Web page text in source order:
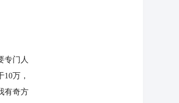
专门人
万，
有奇方